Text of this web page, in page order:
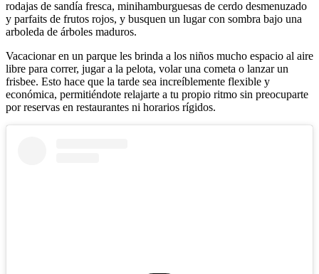
rodajas de sandía fresca, minihamburguesas de cerdo desmenuzado
y parfaits de frutos rojos, y busquen un lugar con sombra bajo una
arboleda de árboles maduros.
Vacacionar en un parque les brinda a los niños mucho espacio al aire
libre para correr, jugar a la pelota, volar una cometa o lanzar un
frisbee. Esto hace que la tarde sea increíblemente flexible y
económica, permitiéndote relajarte a tu propio ritmo sin preocuparte
por reservas en restaurantes ni horarios rígidos.